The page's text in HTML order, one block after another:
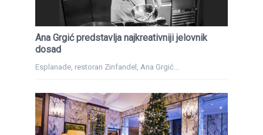
Ana Grgić predstavlja najkreativniji jelovnik
dosad
Esplanade, restoran Zinfandel, Ana Grgić...